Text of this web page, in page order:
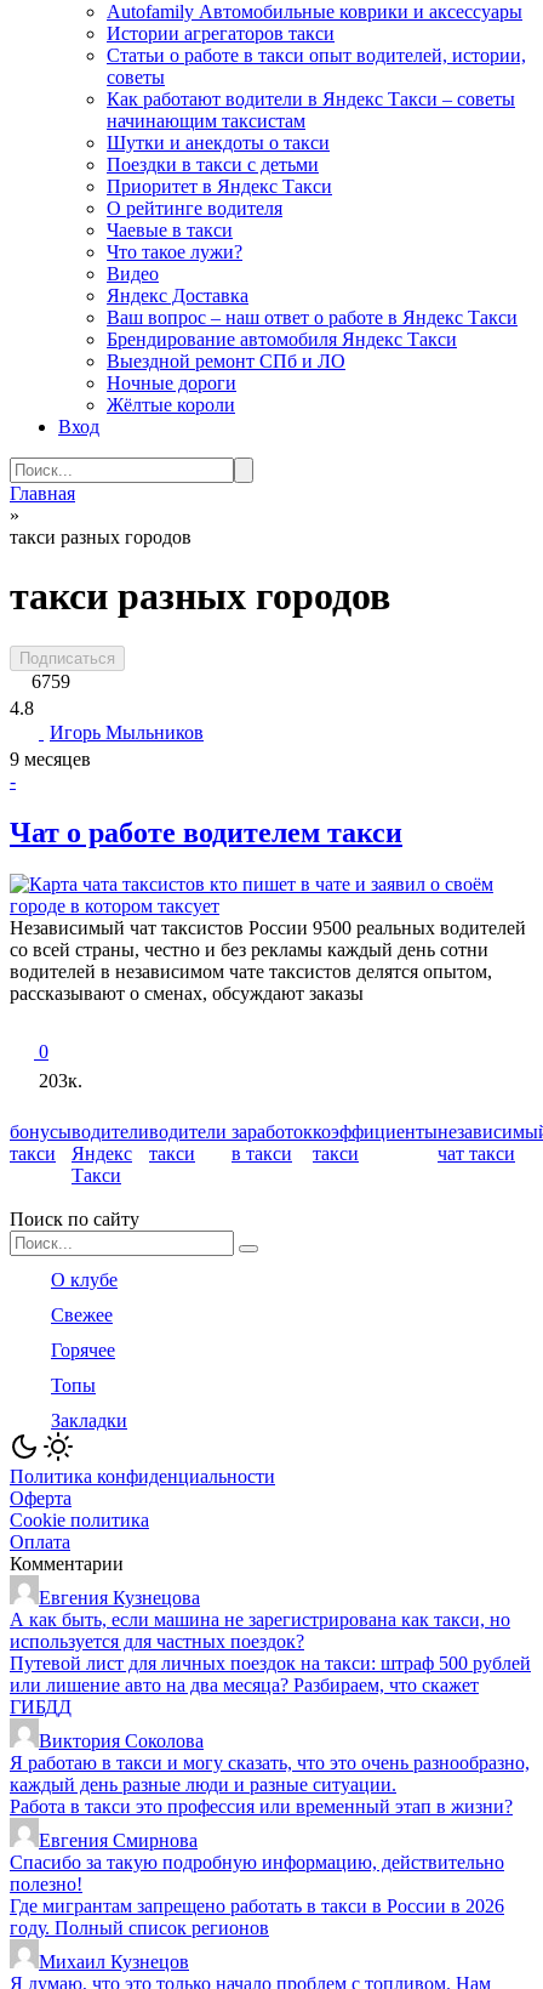
Autofamily Автомобильные коврики и аксессуары
Истории агрегаторов такси
Статьи о работе в такси опыт водителей, истории,
советы
Как работают водители в Яндекс Такси – советы
начинающим таксистам
Шутки и анекдоты о такси
Поездки в такси с детьми
Приоритет в Яндекс Такси
О рейтинге водителя
Чаевые в такси
Что такое лужи?
Видео
Яндекс Доставка
Ваш вопрос – наш ответ о работе в Яндекс Такси
Брендирование автомобиля Яндекс Такси
Выездной ремонт СПб и ЛО
Ночные дороги
Жёлтые короли
Вход
Search
for:
Главная
»
такси разных городов
такси разных городов
Подписаться
6759
4.8
Игорь Мыльников
9 месяцев
-
Чат о работе водителем такси
Независимый чат таксистов России 9500 реальных водителей
со всей страны, честно и без рекламы каждый день сотни
водителей в независимом чате таксистов делятся опытом,
рассказывают о сменах, обсуждают заказы
0
203к.
бонусы
такси
водители
Яндекс
Такси
водители
такси
заработок
в такси
коэффициенты
такси
чат такси
Поиск по сайту
Search
for:
О клубе
Свежее
Горячее
Топы
Закладки
Политика конфиденциальности
Оферта
Cookie политика
Оплата
Комментарии
Евгения Кузнецова
А как быть, если машина не зарегистрирована как такси, но
используется для частных поездок?
Путевой лист для личных поездок на такси: штраф 500 рублей
или лишение авто на два месяца? Разбираем, что скажет
ГИБДД
Виктория Соколова
Я работаю в такси и могу сказать, что это очень разнообразно,
каждый день разные люди и разные ситуации.
Работа в такси это профессия или временный этап в жизни?
Евгения Смирнова
Спасибо за такую подробную информацию, действительно
полезно!
Где мигрантам запрещено работать в такси в России в 2026
году. Полный список регионов
Михаил Кузнецов
Я думаю, что это только начало проблем с топливом. Нам